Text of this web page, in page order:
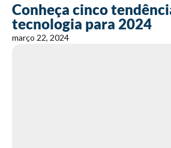
Conheça cinco
tecnologia para 2024
março 22, 2024